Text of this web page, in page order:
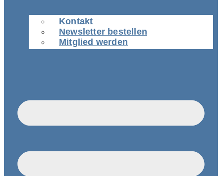
Kontakt
Newsletter bestellen
Mitglied werden